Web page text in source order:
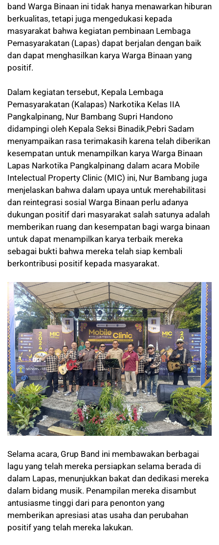
band Warga Binaan ini tidak hanya menawarkan hiburan
berkualitas, tetapi juga mengedukasi kepada
masyarakat bahwa kegiatan pembinaan Lembaga
Pemasyarakatan (Lapas) dapat berjalan dengan baik
dan dapat menghasilkan karya Warga Binaan yang
positif.
Dalam kegiatan tersebut, Kepala Lembaga
Pemasyarakatan (Kalapas) Narkotika Kelas IIA
Pangkalpinang, Nur Bambang Supri Handono
didampingi oleh Kepala Seksi Binadik,Pebri Sadam
menyampaikan rasa terimakasih karena telah diberikan
kesempatan untuk menampilkan karya Warga Binaan
Lapas Narkotika Pangkalpinang dalam acara Mobile
Intelectual Property Clinic (MIC) ini, Nur Bambang juga
menjelaskan bahwa dalam upaya untuk merehabilitasi
dan reintegrasi sosial Warga Binaan perlu adanya
dukungan positif dari masyarakat salah satunya adalah
memberikan ruang dan kesempatan bagi warga binaan
untuk dapat menampilkan karya terbaik mereka
sebagai bukti bahwa mereka telah siap kembali
berkontribusi positif kepada masyarakat.
Selama acara, Grup Band ini membawakan berbagai
lagu yang telah mereka persiapkan selama berada di
dalam Lapas, menunjukkan bakat dan dedikasi mereka
dalam bidang musik. Penampilan mereka disambut
antusiasme tinggi dari para penonton yang
memberikan apresiasi atas usaha dan perubahan
positif yang telah mereka lakukan.